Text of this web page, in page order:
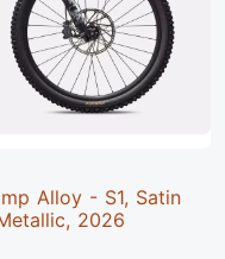
Alloy - S1, Satin
2026